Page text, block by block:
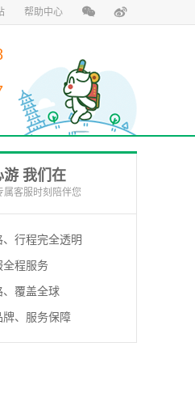
帮助中心
游 我们在
属客服时刻陪伴您
行程完全透明
全程服务
、覆盖全球
牌、服务保障